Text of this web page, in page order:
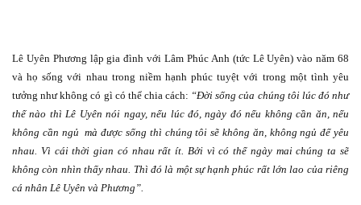
Lê Uyên Phương lập gia đình với Lâm Phúc Anh (tức Lê Uyên) vào năm 68
và họ sống với nhau trong niềm hạnh phúc tuyệt với trong một tình yêu
tưởng như không có gì có thể chia cách: “Đời sống của chúng tôi lúc đó như
thế nào thì Lê Uyên nói ngay, nếu lúc đó, ngày đó nếu không cần ăn, nếu
không cần ngủ mà được sống thì chúng tôi sẽ không ăn, không ngủ để yêu
nhau. Vì cái thời gian có nhau rất ít. Bởi vì có thể ngày mai chúng ta sẽ
không còn nhìn thấy nhau. Thì đó là một sự hạnh phúc rất lớn lao của riêng
cá nhân Lê Uyên và Phương”.